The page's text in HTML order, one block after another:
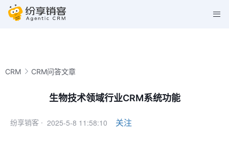
CRM CRM问答文章
生物技术领域行业CRM系统功能
纷享销客 · 2025-5-8 11:58:10 关注